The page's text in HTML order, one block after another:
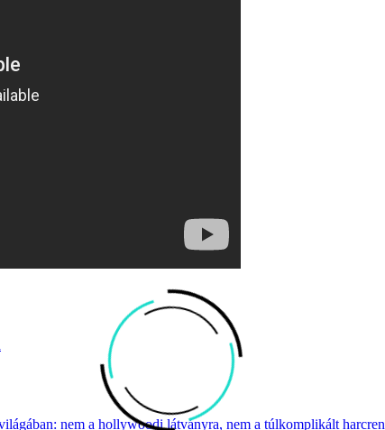
nem a hollywoodi látványra, nem a túlkomplikált